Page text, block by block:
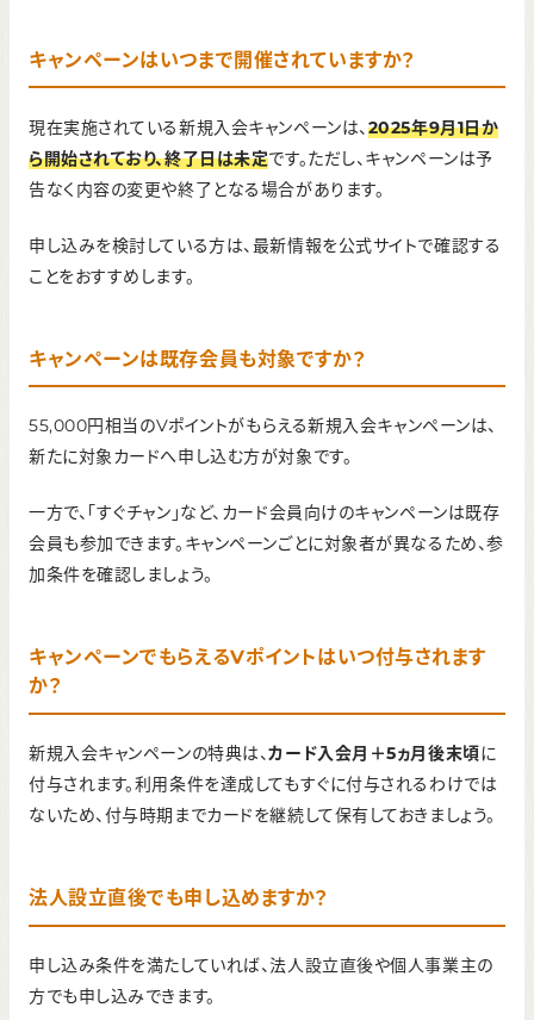
キャンペーンはいつまで開催されていますか？
現在実施されている新規入会キャンペーンは、2025年9月1日か
ら開始されており、終了日は未定です。ただし、キャンペーンは予
告なく内容の変更や終了となる場合があります。
申し込みを検討している方は、最新情報を公式サイトで確認する
ことをおすすめします。
キャンペーンは既存会員も対象ですか？
55,000円相当のVポイントがもらえる新規入会キャンペーンは、
新たに対象カードへ申し込む方が対象です。
一方で、「すぐチャン」など、カード会員向けのキャンペーンは既存
会員も参加できます。キャンペーンごとに対象者が異なるため、参
加条件を確認しましょう。
キャンペーンでもらえるVポイントはいつ付与されます
か？
新規入会キャンペーンの特典は、カード入会月＋5ヵ月後末頃に
付与されます。利用条件を達成してもすぐに付与されるわけでは
ないため、付与時期までカードを継続して保有しておきましょう。
法人設立直後でも申し込めますか？
申し込み条件を満たしていれば、法人設立直後や個人事業主の
方でも申し込みできます。